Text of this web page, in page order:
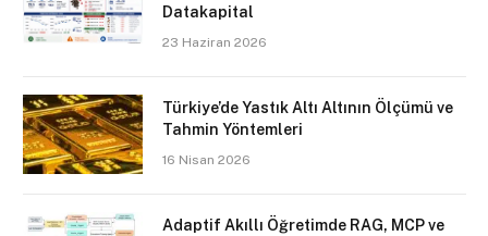
Datakapital
23 Haziran 2026
Türkiye’de Yastık Altı Altının Ölçümü ve
Tahmin Yöntemleri
16 Nisan 2026
Adaptif Akıllı Öğretimde RAG, MCP ve